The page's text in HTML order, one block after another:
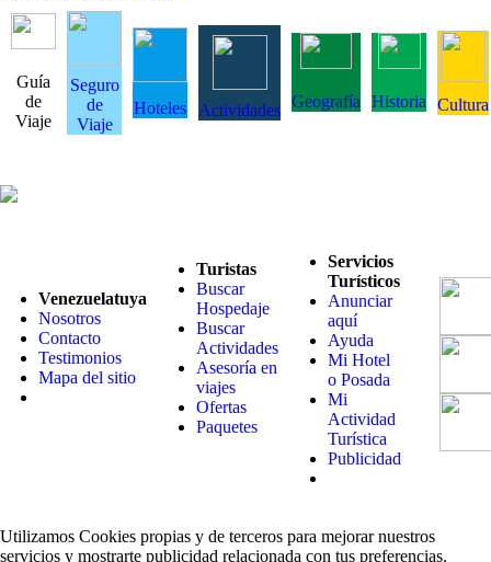
Guía
de
Viaje
Seguro
de
Viaje
Hoteles Actividades Geografía Historia Cultura
Venezuelatuya
Nosotros
Contacto
Testimonios
Mapa del sitio
Turistas
Buscar
Hospedaje
Buscar
Actividades
Asesoría en
viajes
Ofertas
Paquetes
Servicios
Turísticos
Anunciar
aquí
Ayuda
Mi Hotel
o Posada
Mi
Actividad
Turística
Publicidad
Utilizamos Cookies propias y de terceros para mejorar nuestros
servicios y mostrarte publicidad relacionada con tus preferencias.